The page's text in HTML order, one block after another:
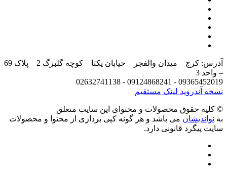
آدرس: کرج – میدان والفجر – خیابان یکتا – کوچه گلبرگ 2 – پلاک 69
3
09365452019 - 09124868241 -
آندرویدلینک مستقیم
حقوق محصولات و محتوای اين سایت متعلق
می باشد و هر گونه کپی برداری از محتوا و محصولات
پیگرد قانونی دارد.